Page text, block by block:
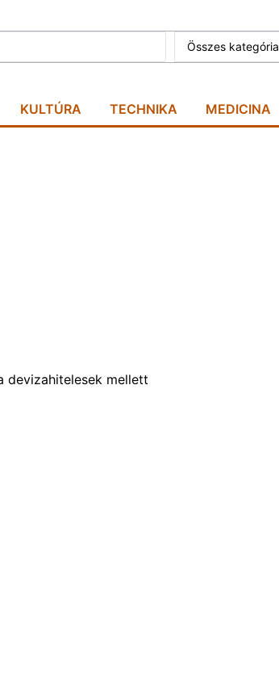
Összes kategória
KULTÚRA TECHNIKA MEDICINA
devizahitelesek mellett